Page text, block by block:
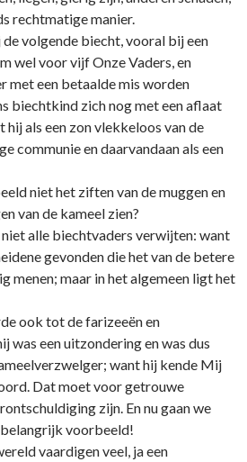
rechtmatige manier.
volgende biecht, vooral bij een
wel voor vijf Onze Vaders, en
met een betaalde mis worden
biechtkind zich nog met een aflaat
hij als een zon vlekkeloos van de
communie en daarvandaan als een
niet het ziften van de muggen en
van de kameel zien?
alle biechtvaders verwijten: want
gevonden die het van de betere
menen; maar in het algemeen ligt het
ook tot de farizeeën en
was een uitzondering en was dus
want hij kende Mij
Dat moet voor getrouwe
zijn. En nu gaan we
belangrijk voorbeeld!
vaardigen veel, ja een